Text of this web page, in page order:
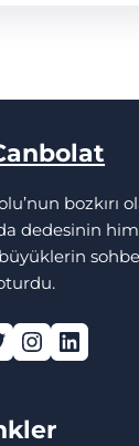
bozkırı
dedesinin
Instagram LinkedIn